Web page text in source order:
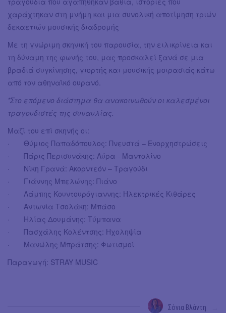
χαράχτηκαν στη μνήμη και μια συνολική αποτίμηση τριών
δεκαετιών μουσικής διαδρομής
Με τη γνώριμη σκηνική του παρουσία, την ειλικρίνεια και
τη δύναμη της φωνής του, μας προσκαλεί ξανά σε μια
βραδιά συγκίνησης, γιορτής και μουσικής μοιρασιάς κάτω
από τον αθηναϊκό ουρανό.
*Στο επόμενο διάστημα θα ανακοινωθούν οι καλεσμένοι
τραγουδιστές της συναυλίας.
Μαζί του επί σκηνής οι:
· Θύμιος Παπαδόπουλος: Πνευστά – Ενορχηστρώσεις
· Πάρις Περισυνάκης: Λύρα - Μαντολίνο
· Νίκη Γρανά: Ακορντεόν – Τραγούδι
· Γιάννης Μπελώνης: Πιάνο
· Λάμπης Κουντουρόγιαννης: Ηλεκτρικές Κιθάρες
· Αντωνία Τσολάκη: Μπάσο
· Ηλίας Δουμάνης: Τύμπανα
· Πασχάλης Κολέντσης: Ηχοληψία
· Μανώλης Μπράτσης: Φωτισμοί
Παραγωγή: STRAY MUSIC
Σόνια Βλάντη